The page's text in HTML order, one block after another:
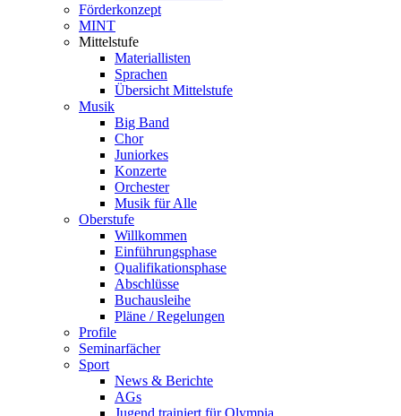
Förderkonzept
MINT
Mittelstufe
Materiallisten
Sprachen
Übersicht Mittelstufe
Musik
Big Band
Chor
Juniorkes
Konzerte
Orchester
Musik für Alle
Oberstufe
Willkommen
Einführungsphase
Qualifikationsphase
Abschlüsse
Buchausleihe
Pläne / Regelungen
Profile
Seminarfächer
Sport
News & Berichte
AGs
Jugend trainiert für Olympia